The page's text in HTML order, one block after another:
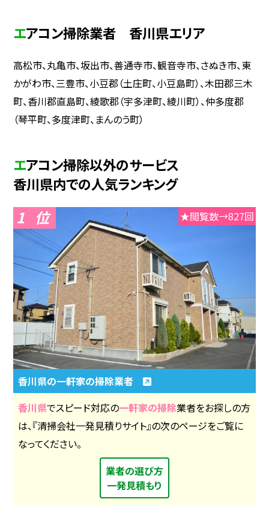
エアコン掃除業者 香川県エリア
高松市、丸亀市、坂出市、善通寺市、観音寺市、さぬき市、東
かがわ市、三豊市、小豆郡（土庄町、小豆島町）、木田郡三木
町、香川郡直島町、綾歌郡（宇多津町、綾川町）、仲多度郡
（琴平町、多度津町、まんのう町）
エアコン掃除以外のサービス
香川県内での人気ランキング
1 ★閲覧数→827回
香川県の一軒家の掃除業者
香川県でスピード対応の一軒家の掃除業者をお探しの方
は、『清掃会社一発見積りサイト』の次のページをご覧に
なってください。
業者の選び方
一発見積もり